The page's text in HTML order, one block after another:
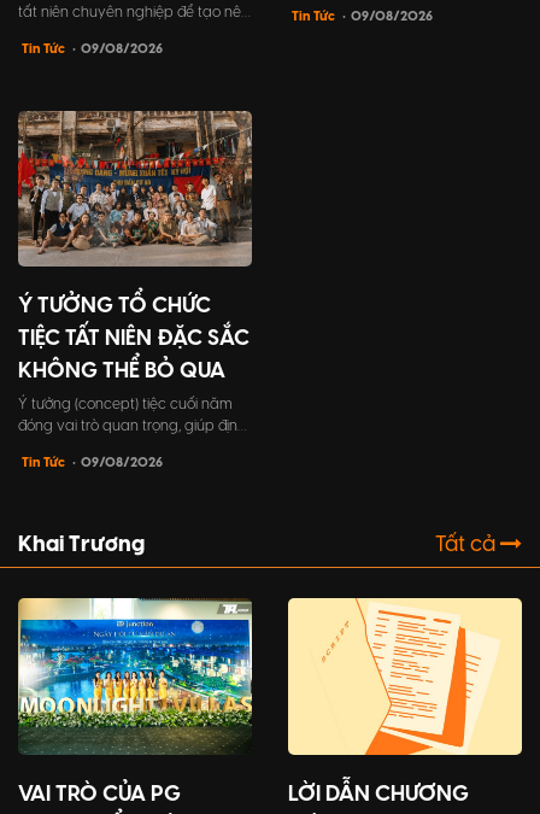
tất niên chuyên nghiệp để tạo nên
buổi tiệc kết nối đồng nghiệp và
biết về cách tổ chức tất niên công
ty, từ lợi ích đến những bước tổ
chức chi tiết.
Tin Tức • 09/08/2026
mang trong mình ý nghĩa to lớn.
Tin Tức • 09/08/2026
Ý TƯỞNG TỔ CHỨC
TIỆC TẤT NIÊN ĐẶC SẮC
KHÔNG THỂ BỎ QUA
Ý tưởng (concept) tiệc cuối năm
đóng vai trò quan trọng, giúp định
kiện, từ chủ đề, trò chơi, cho đến
nghiệm đáng nhớ cho khách mời.
Tin Tức • 09/08/2026
Khai Trương Tất cả
VAI TRÒ CỦA PG
LỜI DẪN CHƯƠNG